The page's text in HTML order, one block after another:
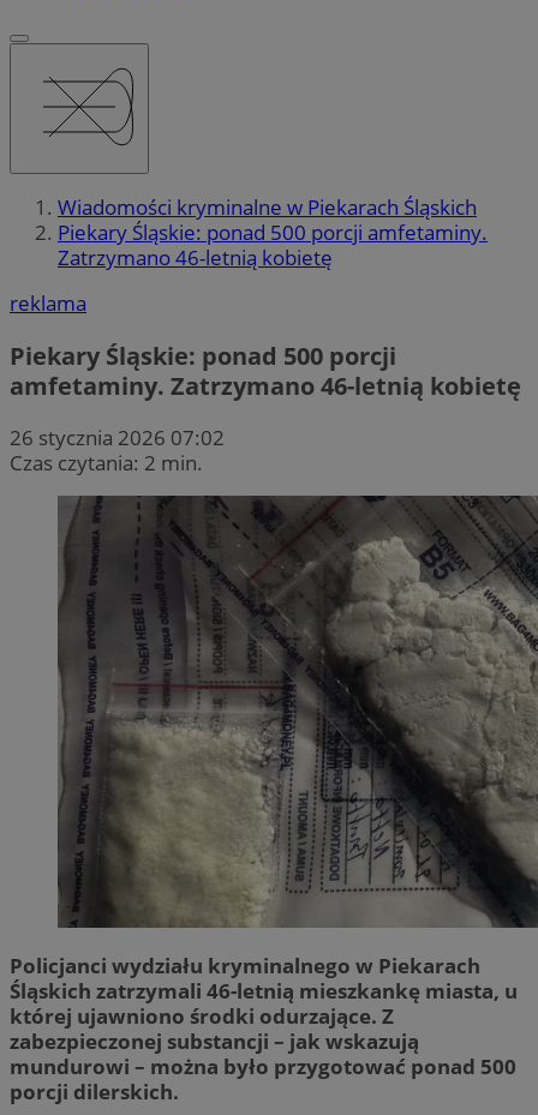
Wiadomości kryminalne w Piekarach Śląskich
Piekary Śląskie: ponad 500 porcji amfetaminy.
Zatrzymano 46-letnią kobietę
reklama
Piekary Śląskie: ponad 500 porcji
amfetaminy. Zatrzymano 46-letnią kobietę
26 stycznia 2026 07:02
Czas czytania: 2 min.
Policjanci wydziału kryminalnego w Piekarach
Śląskich zatrzymali 46-letnią mieszkankę miasta, u
której ujawniono środki odurzające. Z
zabezpieczonej substancji – jak wskazują
mundurowi – można było przygotować ponad 500
porcji dilerskich.